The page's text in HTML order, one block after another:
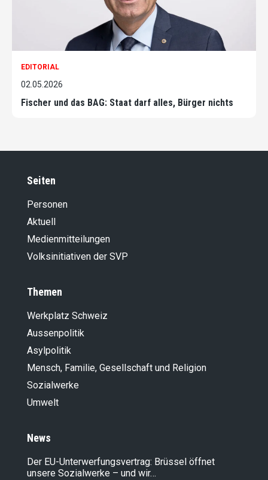
EDITORIAL
02.05.2026
Fischer und das BAG: Staat darf alles, Bürger nichts
Seiten
Personen
Aktuell
Medienmitteilungen
Volksinitiativen der SVP
Themen
Werkplatz Schweiz
Aussenpolitik
Asylpolitik
Mensch, Familie, Gesellschaft und Religion
Sozialwerke
Umwelt
News
Der EU-Unterwerfungsvertrag: Brüssel öffnet
unsere Sozialwerke – und wir…